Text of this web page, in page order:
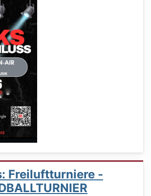
Freiluftturniere -